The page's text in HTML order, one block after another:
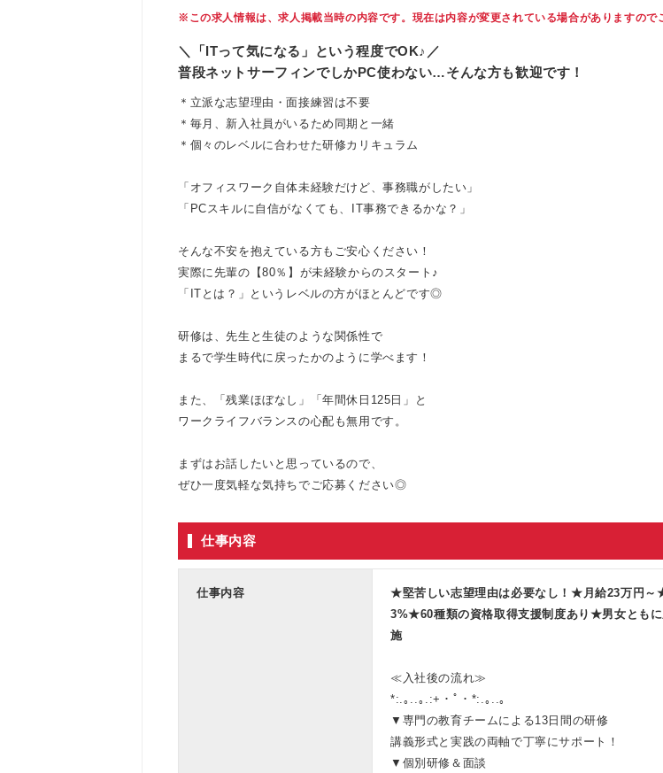
※この求人情報は、求人掲載当時の内容です。現在は内容が変更されている場合がありますので
＼「ITって気になる」という程度でOK♪／
普段ネットサーフィンでしかPC使わない…そんな方も歓迎です！
＊立派な志望理由・面接練習は不要
＊毎月、新入社員がいるため同期と一緒
＊個々のレベルに合わせた研修カリキュラム
「オフィスワーク自体未経験だけど、事務職がしたい」
「PCスキルに自信がなくても、IT事務できるかな？」
そんな不安を抱えている方もご安心ください！
実際に先輩の【80％】が未経験からのスタート♪
「ITとは？」というレベルの方がほとんどです◎
研修は、先生と生徒のような関係性で
まるで学生時代に戻ったかのように学べます！
また、「残業ほぼなし」「年間休日125日」と
ワークライフバランスの心配も無用です。
まずはお話したいと思っているので、
ぜひ一度気軽な気持ちでご応募ください◎
仕事内容
仕事内容
★堅苦しい志望理由は必要なし！★月給23万円
3%★60種類の資格取得支援制度あり★男女とも
施
≪入社後の流れ≫
*:.｡..｡.:+・ﾟ・*:.｡..｡
▼専門の教育チームによる13日間の研修
講義形式と実践の両軸で丁寧にサポート！
▼個別研修＆面談